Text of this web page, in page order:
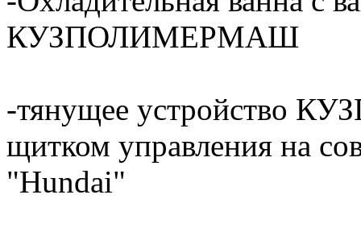
КУЗПОЛИМЕРМАШ
-тянущее устройство
щитком управления на
"Hundai"